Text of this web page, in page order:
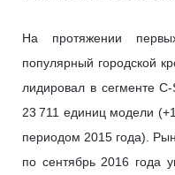
На протяжении
популярный городской
лидировал в сегменте
23 711 единиц модели
периодом 2015 года).
по сентябрь 2016 года